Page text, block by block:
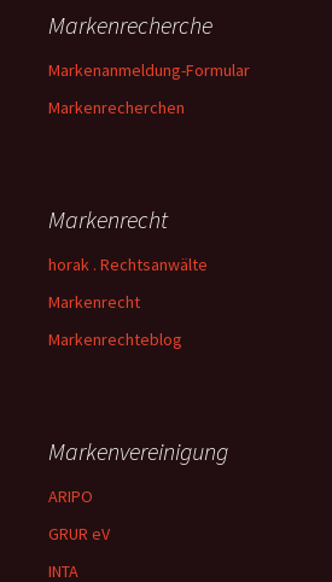
Markenrecherche
Markenanmeldung-Formular
Markenrecherchen
Markenrecht
horak . Rechtsanwälte
Markenrecht
Markenrechteblog
Markenvereinigung
ARIPO
GRUR eV
INTA